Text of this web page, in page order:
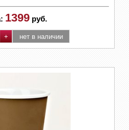
1399 руб.